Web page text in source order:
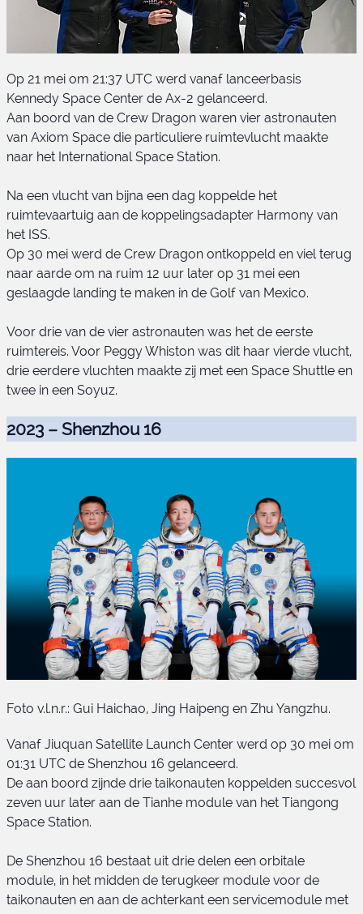
AX-2 bemanning
Op 21 mei om 21:37 UTC werd vanaf lanceerbasis
Kennedy Space Center de Ax-2 gelanceerd.
Aan boord van de Crew Dragon waren vier astronauten
van Axiom Space die particuliere ruimtevlucht maakte
naar het International Space Station.
Na een vlucht van bijna een dag koppelde het
ruimtevaartuig aan de koppelingsadapter Harmony van
het ISS.
Op 30 mei werd de Crew Dragon ontkoppeld en viel terug
naar aarde om na ruim 12 uur later op 31 mei een
geslaagde landing te maken in de Golf van Mexico.
Voor drie van de vier astronauten was het de eerste
ruimtereis. Voor Peggy Whiston was dit haar vierde vlucht,
drie eerdere vluchten maakte zij met een Space Shuttle en
twee in een Soyuz.
2023 – Shenzhou 16
Foto v.l.n.r.: Gui Haichao, Jing Haipeng en Zhu Yangzhu.
Vanaf Jiuquan Satellite Launch Center werd op 30 mei om
01:31 UTC de Shenzhou 16 gelanceerd.
De aan boord zijnde drie taikonauten koppelden succesvol
zeven uur later aan de Tianhe module van het Tiangong
Space Station.
De Shenzhou 16 bestaat uit drie delen een orbitale
module, in het midden de terugkeer module voor de
taikonauten en aan de achterkant een servicemodule met